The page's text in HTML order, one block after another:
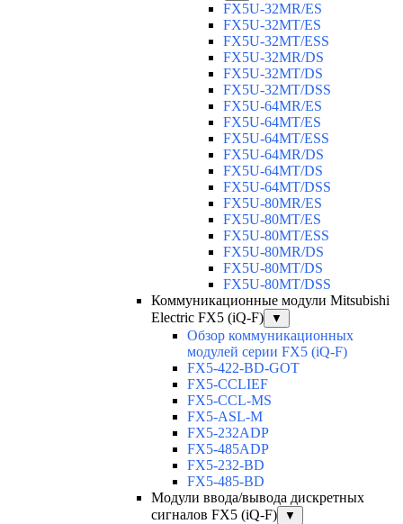
FX5U-32MR/ES
FX5U-32MT/ES
FX5U-32MT/ESS
FX5U-32MR/DS
FX5U-32MT/DS
FX5U-32MT/DSS
FX5U-64MR/ES
FX5U-64MT/ES
FX5U-64MT/ESS
FX5U-64MR/DS
FX5U-64MT/DS
FX5U-64MT/DSS
FX5U-80MR/ES
FX5U-80MT/ES
FX5U-80MT/ESS
FX5U-80MR/DS
FX5U-80MT/DS
FX5U-80MT/DSS
Коммуникационные модули Mitsubishi
Electric FX5 (iQ-F)
▼
Обзор коммуникационных
модулей серии FX5 (iQ-F)
FX5-422-BD-GOT
FX5-CCLIEF
FX5-CCL-MS
FX5-ASL-M
FX5-232ADP
FX5-485ADP
FX5-232-BD
FX5-485-BD
Модули ввода/вывода дискретных
сигналов FX5 (iQ-F)
▼